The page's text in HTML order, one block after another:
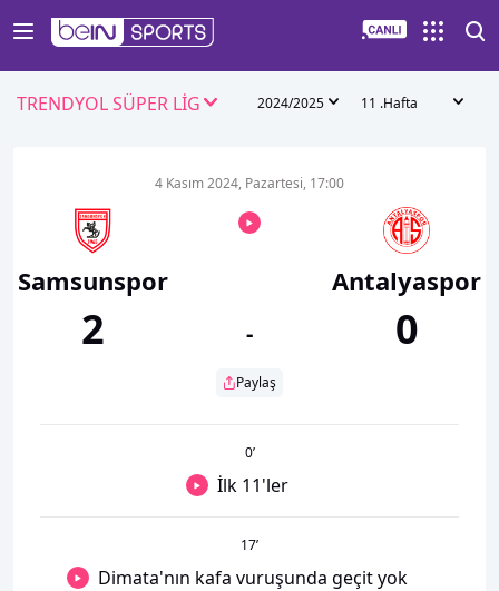
TRENDYOL SÜPER LİG 2024/2025 11 .Hafta
Samsunspor
2
4 Kasım 2024, Pazartesi, 17:00
-
Paylaş
Antalyaspor
0
0’
İlk 11'ler
17’
Dimata'nın kafa vuruşunda geçit yok